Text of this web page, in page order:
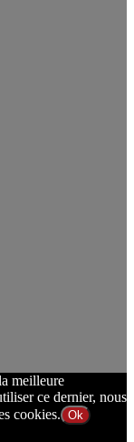
meilleure
ce dernier, nous
cookies. Ok